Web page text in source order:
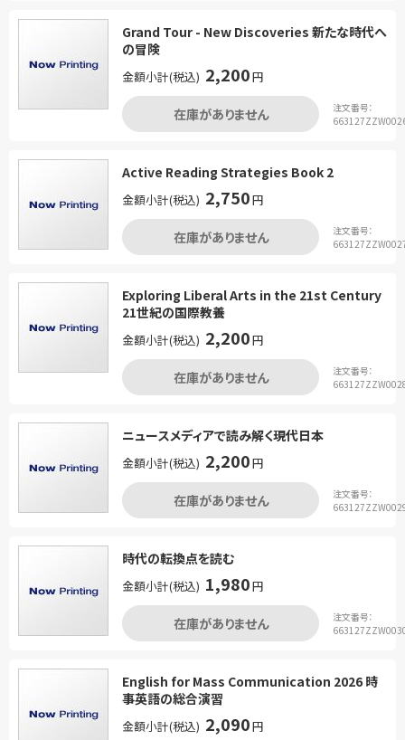
Grand Tour - New Discoveries 新たな時代へ
の冒険
金額小計(税込) 2,200円
在庫がありません
注文番号：
Active Reading Strategies Book 2
金額小計(税込) 2,750円
在庫がありません
注文番号：
Exploring Liberal Arts in the 21st Century
21世紀の国際教養
金額小計(税込) 2,200円
在庫がありません
注文番号：
ニュースメディアで読み解く現代日本
金額小計(税込) 2,200円
在庫がありません
注文番号：
時代の転換点を読む
金額小計(税込) 1,980円
在庫がありません
注文番号：
English for Mass Communication 2026 時
事英語の総合演習
金額小計(税込) 2,090円